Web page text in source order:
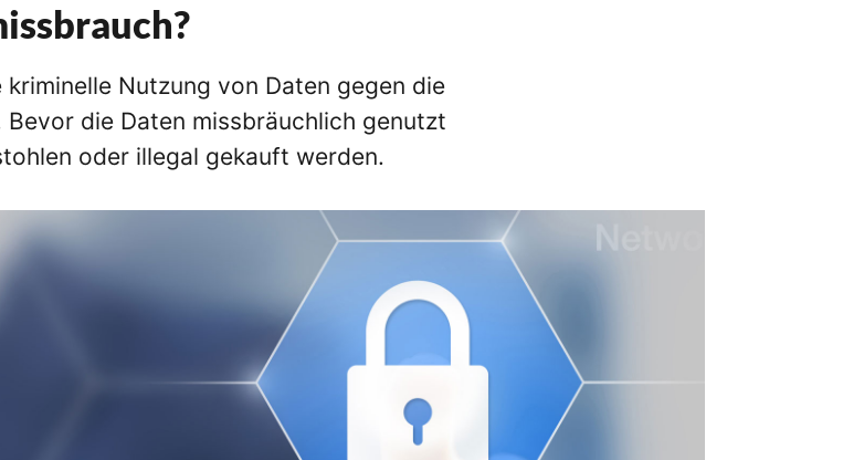
Nutzung von Daten gegen die
die Daten missbräuchlich genutzt
oder illegal gekauft werden.